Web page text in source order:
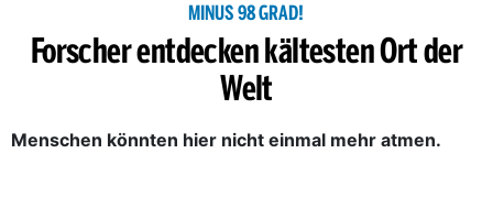
MINUS 98 GRAD!
Forscher entdecken kältesten Ort der
Welt
Menschen könnten hier nicht einmal mehr atmen.